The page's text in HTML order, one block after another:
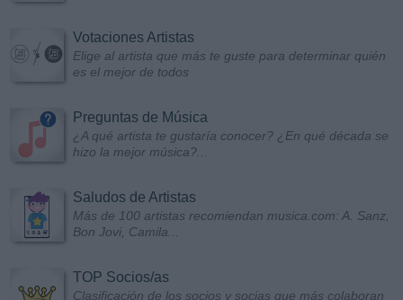
Votaciones Artistas
Elige al artista que más te guste para determinar quién
es el mejor de todos
Preguntas de Música
¿A qué artista te gustaría conocer? ¿En qué década se
hizo la mejor música?...
Saludos de Artistas
Más de 100 artistas recomiendan musica.com: A. Sanz,
Bon Jovi, Camila...
TOP Socios/as
Clasificación de los socios y socias que más colaboran